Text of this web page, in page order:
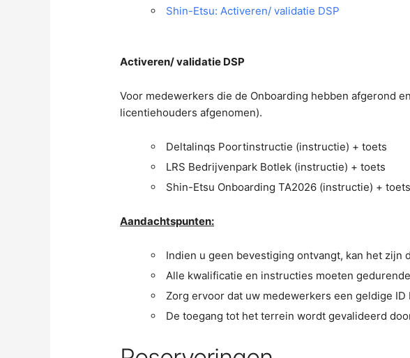
Shin-Etsu: Activeren/ validatie DSP
Activeren/ validatie DSP
Voor medewerkers die de Onboarding hebben afgerond
licentiehouders afgenomen).
Deltalinqs Poortinstructie (instructie) + toets
LRS Bedrijvenpark Botlek (instructie) + toets
Shin-Etsu Onboarding TA2026 (instructie) + toets
Aandachtspunten:
Indien u geen bevestiging ontvangt, kan het zijn
Alle kwalificatie en instructies moeten
Zorg ervoor dat uw medewerkers een geldige
De toegang tot het terrein wordt gevalideerd